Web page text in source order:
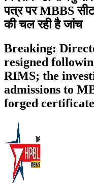
पत्र पर MBBS
की चल रही है जांच
Breaking:
resigned
RIMS; the
admissions to
forged